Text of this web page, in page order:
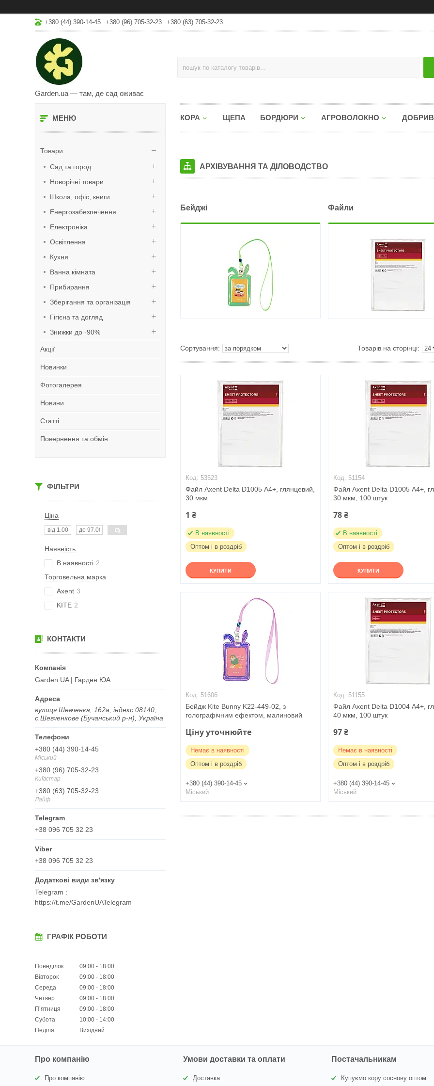
+380 (44) 390-14-45 +380 (96) 705-32-23 +380 (63) 705-32-23
Garden.ua — там, де сад оживає
Товари
Сад та город
Новорічні товари
Школа, офіс, книги
Енергозабезпечення
Електроніка
Освітлення
Кухня
Ванна кімната
Прибирання
Зберігання та організація
Гігієна та догляд
Знижки до -90%
Акції
Новинки
Фотогалерея
Новини
Статті
Повернення та обмін
ФІЛЬТРИ
Ціна
Наявність
В наявності 2
Торговельна марка
Axent 3
KITE 2
КОНТАКТИ
Garden UA | Гарден ЮА
вулиця Шевченка, 162а, індекс 08140,
с.Шевченкове (Бучанський р-н), Україна
+380 (44) 390-14-45
Міський
+380 (96) 705-32-23
Київстар
+380 (63) 705-32-23
Лайф
+38 096 705 32 23
+38 096 705 32 23
Telegram
https://t.me/GardenUATelegram
ГРАФІК РОБОТИ
Понеділок 09:00
18:00
Вівторок
09:00
18:00
Середа
09:00
18:00
Четвер
09:00
18:00
Пʼятниця
09:00
18:00
Субота
10:00
14:00
Неділя
Вихідний
КОРА ЩЕПА БОРДЮРИ АГРОВОЛОКНО
АРХІВУВАННЯ ТА ДІЛОВОДСТВО
Бейджі Файли
53523
Файл Axent Delta D1005 А4+, глянцевий,
30 мкм
1 ₴
В наявності
Оптом і в роздріб
КУПИТИ
51154
Файл Axent Delta D1005 А4+,
30 мкм, 100 штук
78 ₴
В наявності
Оптом і в роздріб
КУПИТИ
51606
Бейдж Kite Bunny K22-449-02, з
голографічним ефектом, малиновий
Ціну уточнюйте
Немає в наявності
Оптом і в роздріб
+380 (44) 390-14-45
Міський
51155
Файл Axent Delta D1004 А4+,
40 мкм, 100 штук
97 ₴
Немає в наявності
Оптом і в роздріб
+380 (44) 390-14-45
Міський
Про компанію
Про компанію
Умови доставки та оплати
Доставка
Постачальникам
Купуємо кору соснову оптом